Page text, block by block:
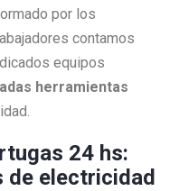
por los
contamos
equipos
herramientas
24 hs:
de electricidad